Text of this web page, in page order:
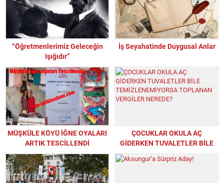
“Öğretmenlerimiz Geleceğin
Işığıdır”
İş Seyahatinde Duygusal Anlar
MÜŞKÜLE KÖYÜ İĞNE OYALARI
ARTIK TESCİLLENDİ
ÇOCUKLAR OKULA AÇ
GİDERKEN TUVALETLER BİLE
TEMİZLENEMİYORSA
TOPLANAN VERGİLER NEREDE?